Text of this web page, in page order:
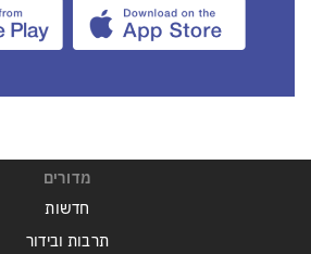
מדורים
חדשות
תרבות ובידור